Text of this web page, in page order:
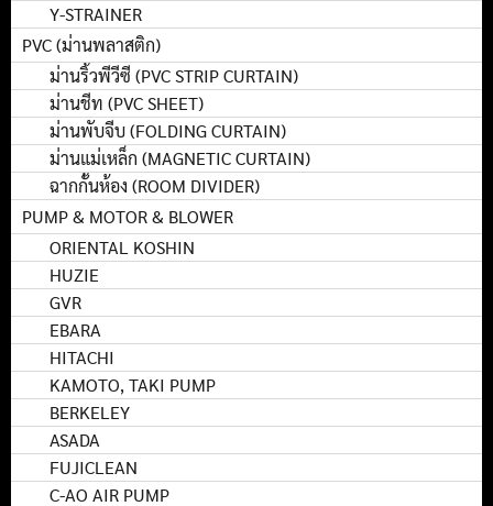
Y-STRAINER
PVC (ม่านพลาสติก)
ม่านริ้วพีวีซี (PVC STRIP CURTAIN)
ม่านชีท (PVC SHEET)
ม่านพับจีบ (FOLDING CURTAIN)
ม่านแม่เหล็ก (MAGNETIC CURTAIN)
ฉากกั้นห้อง (ROOM DIVIDER)
PUMP & MOTOR & BLOWER
ORIENTAL KOSHIN
HUZIE
GVR
EBARA
HITACHI
KAMOTO, TAKI PUMP
BERKELEY
ASADA
FUJICLEAN
C-AO AIR PUMP